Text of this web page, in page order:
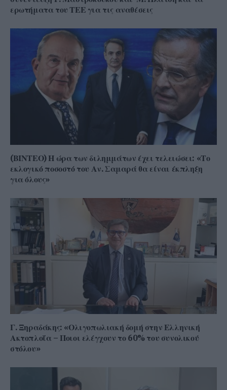
ερωτήματα του ΤΕΕ για τις αναθέσεις
(ΒΙΝΤΕΟ) Η ώρα των διλημμάτων έχει τελειώσει: «Το
εκλογικό ποσοστό του Αν. Σαμαρά θα είναι έκπληξη
για όλους»
Γ. Ξηραδάκης: «Ολιγοπωλιακή δομή στην Ελληνική
Ακτοπλοΐα – Ποιοι ελέγχουν το 60% του συνολικού
στόλου»